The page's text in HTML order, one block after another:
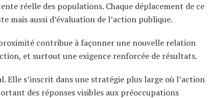
réelle des populations. Chaque déplacement de ce
mais aussi d’évaluation de l’action publique.
contribue à façonner une nouvelle relation
et surtout une exigence renforcée de résultats.
Elle s’inscrit dans une stratégie plus large où l’action
des réponses visibles aux préoccupations